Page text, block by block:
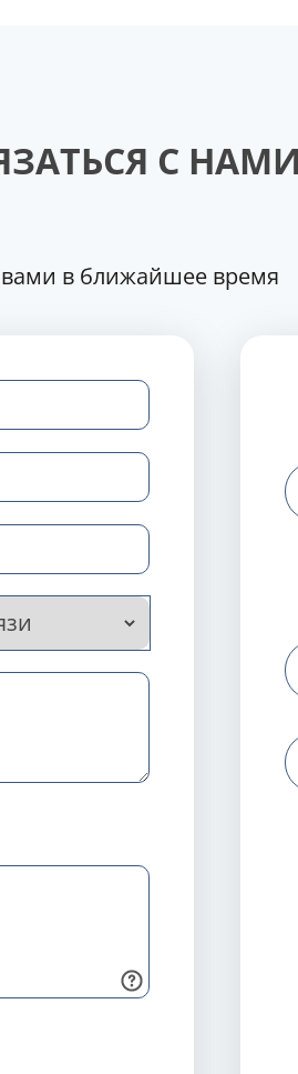
С НАМИ
вами в ближайшее время